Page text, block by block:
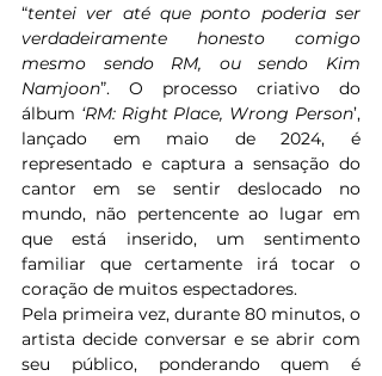
“tentei ver até que ponto poderia ser
verdadeiramente honesto comigo
mesmo sendo RM, ou sendo Kim
Namjoon”. O processo criativo do
álbum ‘RM: Right Place, Wrong Person’,
lançado em maio de 2024, é
representado e captura a sensação do
cantor em se sentir deslocado no
mundo, não pertencente ao lugar em
que está inserido, um sentimento
familiar que certamente irá tocar o
coração de muitos espectadores.
Pela primeira vez, durante 80 minutos, o
artista decide conversar e se abrir com
seu público, ponderando quem é